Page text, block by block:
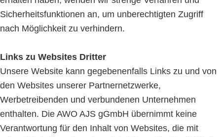
Sicherheitsfunktionen an, um unberechtigten Zugriff
nach Möglichkeit zu verhindern.
Links zu Websites Dritter
Unsere Website kann gegebenenfalls Links zu und von
den Websites unserer Partnernetzwerke,
Werbetreibenden und verbundenen Unternehmen
enthalten. Die AWO AJS gGmbH übernimmt keine
Verantwortung für den Inhalt von Websites, die mit